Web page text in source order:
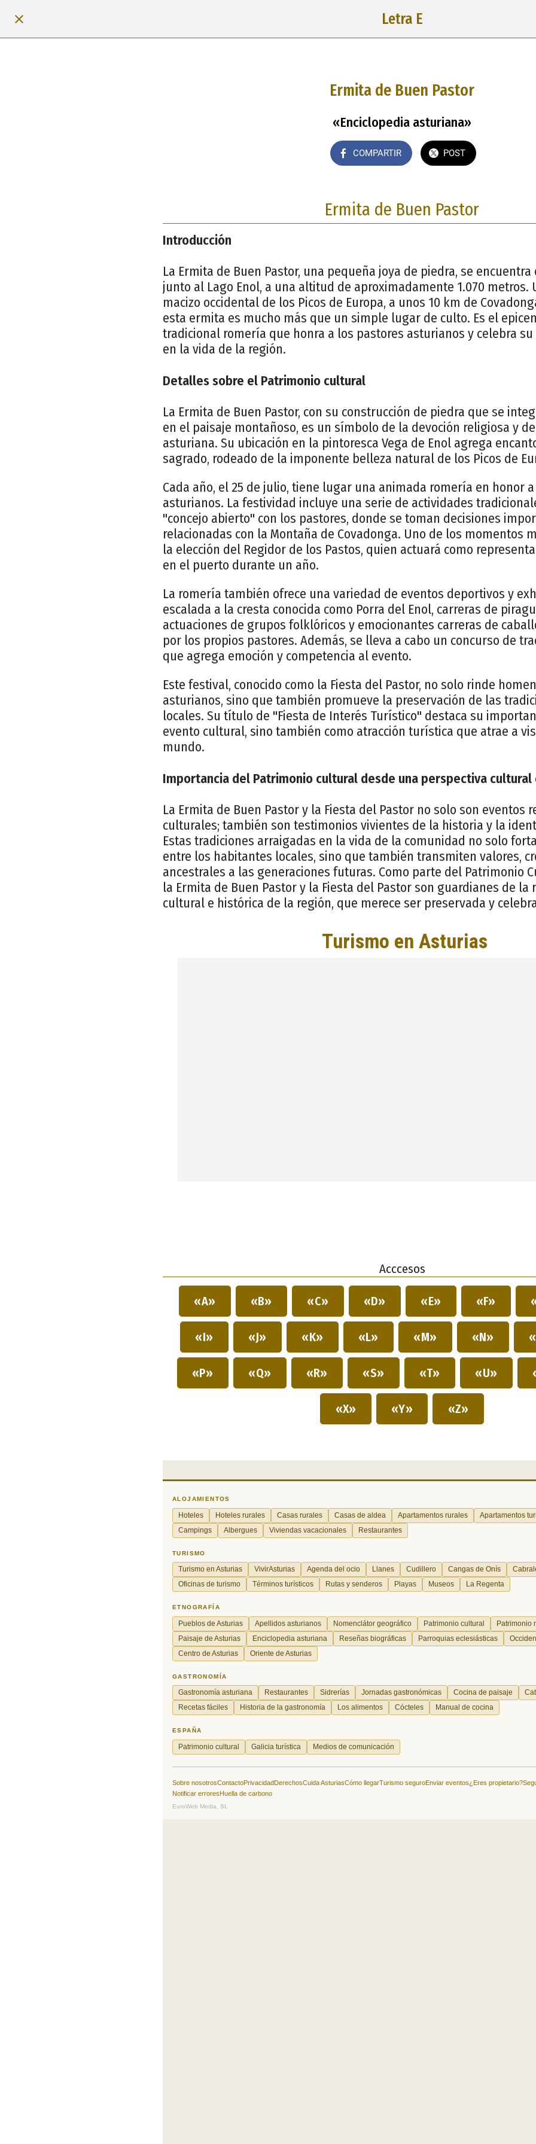
Letra E
Ermita de Buen Pastor
«Enciclopedia asturiana»
COMPARTIR POST
Ermita de Buen Pastor
Introducción
La Ermita de Buen Pastor, una pequeña joya de piedra, se encuentra
junto al Lago Enol, a una altitud de aproximadamente 1.070 metros.
macizo occidental de los Picos de Europa, a unos 10 km de
esta ermita es mucho más que un simple lugar de culto. Es el
tradicional romería que honra a los pastores asturianos y celebra
en la vida de la región.
Detalles sobre el Patrimonio cultural
La Ermita de Buen Pastor, con su construcción de piedra que se
en el paisaje montañoso, es un símbolo de la devoción religiosa y
asturiana. Su ubicación en la pintoresca Vega de Enol agrega
sagrado, rodeado de la imponente belleza natural de los Picos de
Cada año, el 25 de julio, tiene lugar una animada romería en honor
asturianos. La festividad incluye una serie de actividades
"concejo abierto" con los pastores, donde se toman decisiones
relacionadas con la Montaña de Covadonga. Uno de los momentos
la elección del Regidor de los Pastos, quien actuará como
en el puerto durante un año.
La romería también ofrece una variedad de eventos deportivos y
escalada a la cresta conocida como Porra del Enol, carreras de
actuaciones de grupos folklóricos y emocionantes carreras de
por los propios pastores. Además, se lleva a cabo un concurso de
que agrega emoción y competencia al evento.
Este festival, conocido como la Fiesta del Pastor, no solo rinde
asturianos, sino que también promueve la preservación de las
locales. Su título de "Fiesta de Interés Turístico" destaca su
evento cultural, sino también como atracción turística que atrae a
mundo.
Importancia del Patrimonio cultural desde una perspectiva
La Ermita de Buen Pastor y la Fiesta del Pastor no solo son eventos
culturales; también son testimonios vivientes de la historia y la
Estas tradiciones arraigadas en la vida de la comunidad no solo
entre los habitantes locales, sino que también transmiten valores,
ancestrales a las generaciones futuras. Como parte del Patrimonio
la Ermita de Buen Pastor y la Fiesta del Pastor son guardianes de la
cultural e histórica de la región, que merece ser preservada y
Acccesos
«A» «B» «C» «D» «E» «F»
«I» «J» «K» «L» «M» «N»
«P» «Q» «R» «S» «T» «U»
«X» «Y» «Z»